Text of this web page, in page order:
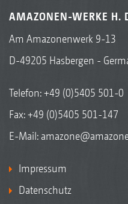
AMAZONEN-WERKE H.
Am Amazonenwerk 9-13
D-49205 Hasbergen -
Telefon:+49 (0)5405 501-0
Fax: +49 (0)5405 501-147
E-Mail:
Impressum
Datenschutz